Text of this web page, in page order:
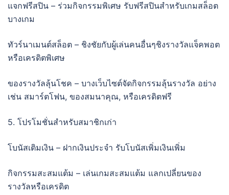
แจกฟรีสปิน – ร่วมกิจกรรมพิเศษ รับฟรีสปินสำหรับเกมสล็อต
บางเกม
ทัวร์นาเมนต์สล็อต – ชิงชัยกับผู้เล่นคนอื่นๆชิงรางวัลแจ็คพอต
หรือเครดิตพิเศษ
ของรางวัลลุ้นโชค – บางเว็บไซต์จัดกิจกรรมลุ้นรางวัล อย่าง
เช่น สมาร์ตโฟน, ของสมนาคุณ, หรือเครดิตฟรี
5. โปรโมชั่นสำหรับสมาชิกเก่า
โบนัสเติมเงิน – ฝากเงินประจำ รับโบนัสเพิ่มเงินเพิ่ม
กิจกรรมสะสมแต้ม – เล่นเกมสะสมแต้ม แลกเปลี่ยนของ
รางวัลหรือเครดิต